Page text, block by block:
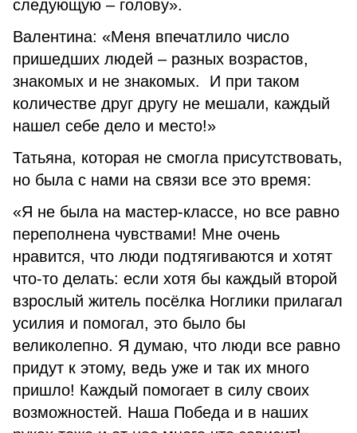
следующую – голову».
Валентина: «Меня впечатлило число
пришедших людей – разных возрастов,
знакомых и не знакомых. И при таком
количестве друг другу не мешали, каждый
нашел себе дело и место!»
Татьяна, которая не смогла присутствовать,
но была с нами на связи все это время:
«Я не была на мастер-классе, но все равно
переполнена чувствами! Мне очень
нравится, что люди подтягиваются и хотят
что-то делать: если хотя бы каждый второй
взрослый житель посёлка Ноглики прилагал
усилия и помогал, это было бы
великолепно. Я думаю, что люди все равно
придут к этому, ведь уже и так их много
пришло! Каждый помогает в силу своих
возможностей. Наша Победа и в наших